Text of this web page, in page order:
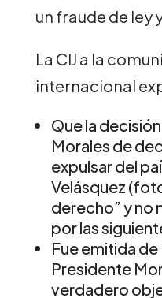
un fraude de ley
La CIJ a la
internacional
Que la
Morales de
expulsar del
Velásquez
derecho” y no
por las
Fue emitida de
Presidente
verdadero